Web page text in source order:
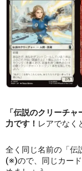
「伝説のクリーチ
力です！ レアでなく
全く同じ名前の「伝
(※)ので、同じカー